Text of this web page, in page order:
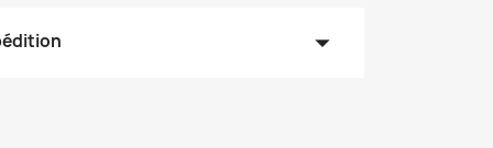
arrow_drop_down